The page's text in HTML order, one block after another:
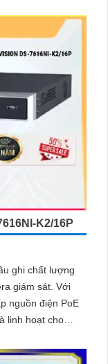
K2/16P
ghi chất lượng
sát. Với
nguồn điện PoE
linh hoạt cho